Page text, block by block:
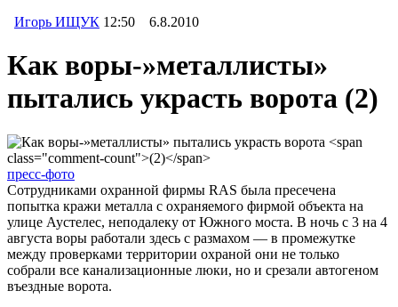
Игорь ИЩУК 12:50 6.8.2010
Как воры-»металлисты»
пытались украсть ворота (2)
пресс-фото
Сотрудниками охранной фирмы RAS была пресечена
попытка кражи металла с охраняемого фирмой объекта на
улице Аустелес, неподалеку от Южного моста. В ночь с 3 на 4
августа воры работали здесь с размахом — в промежутке
между проверками территории охраной они не только
собрали все канализационные люки, но и срезали автогеном
въездные ворота.